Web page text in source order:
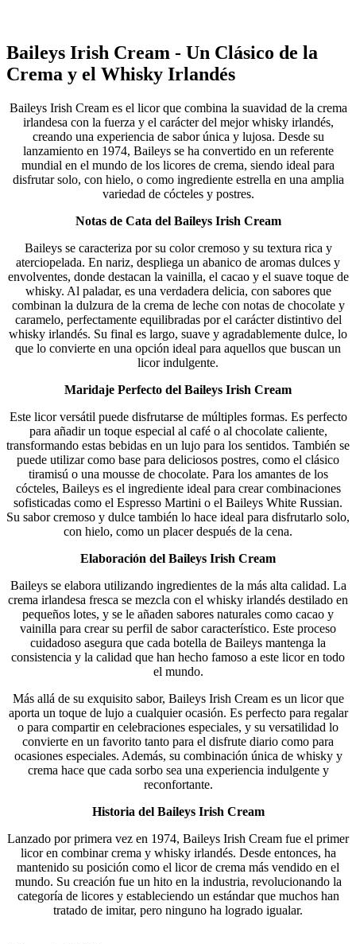
Baileys Irish Cream - Un Clásico de la
Crema y el Whisky Irlandés
Baileys Irish Cream es el licor que combina la suavidad de la crema
irlandesa con la fuerza y el carácter del mejor whisky irlandés,
creando una experiencia de sabor única y lujosa. Desde su
lanzamiento en 1974, Baileys se ha convertido en un referente
mundial en el mundo de los licores de crema, siendo ideal para
disfrutar solo, con hielo, o como ingrediente estrella en una amplia
variedad de cócteles y postres.
Notas de Cata del Baileys Irish Cream
Baileys se caracteriza por su color cremoso y su textura rica y
aterciopelada. En nariz, despliega un abanico de aromas dulces y
envolventes, donde destacan la vainilla, el cacao y el suave toque de
whisky. Al paladar, es una verdadera delicia, con sabores que
combinan la dulzura de la crema de leche con notas de chocolate y
caramelo, perfectamente equilibradas por el carácter distintivo del
whisky irlandés. Su final es largo, suave y agradablemente dulce, lo
que lo convierte en una opción ideal para aquellos que buscan un
licor indulgente.
Maridaje Perfecto del Baileys Irish Cream
Este licor versátil puede disfrutarse de múltiples formas. Es perfecto
para añadir un toque especial al café o al chocolate caliente,
transformando estas bebidas en un lujo para los sentidos. También se
puede utilizar como base para deliciosos postres, como el clásico
tiramisú o una mousse de chocolate. Para los amantes de los
cócteles, Baileys es el ingrediente ideal para crear combinaciones
sofisticadas como el Espresso Martini o el Baileys White Russian.
Su sabor cremoso y dulce también lo hace ideal para disfrutarlo solo,
con hielo, como un placer después de la cena.
Elaboración del Baileys Irish Cream
Baileys se elabora utilizando ingredientes de la más alta calidad. La
crema irlandesa fresca se mezcla con el whisky irlandés destilado en
pequeños lotes, y se le añaden sabores naturales como cacao y
vainilla para crear su perfil de sabor característico. Este proceso
cuidadoso asegura que cada botella de Baileys mantenga la
consistencia y la calidad que han hecho famoso a este licor en todo
el mundo.
Más allá de su exquisito sabor, Baileys Irish Cream es un licor que
aporta un toque de lujo a cualquier ocasión. Es perfecto para regalar
o para compartir en celebraciones especiales, y su versatilidad lo
convierte en un favorito tanto para el disfrute diario como para
ocasiones especiales. Además, su combinación única de whisky y
crema hace que cada sorbo sea una experiencia indulgente y
reconfortante.
Historia del Baileys Irish Cream
Lanzado por primera vez en 1974, Baileys Irish Cream fue el primer
licor en combinar crema y whisky irlandés. Desde entonces, ha
mantenido su posición como el licor de crema más vendido en el
mundo. Su creación fue un hito en la industria, revolucionando la
categoría de licores y estableciendo un estándar que muchos han
tratado de imitar, pero ninguno ha logrado igualar.